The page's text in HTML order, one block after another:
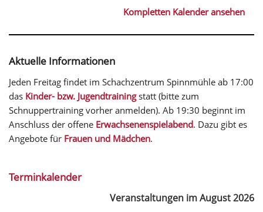
Kompletten Kalender ansehen
Aktuelle Informationen
Jeden Freitag findet im Schachzentrum Spinnmühle ab 17:00
das Kinder- bzw. Jugendtrainingstatt (bitte zum
Schnuppertraining vorher anmelden). Ab 19:30 beginnt im
Anschluss der offene Erwachsenenspielabend. Dazu gibt es
Angebote für Frauen und Mädchen.
Terminkalender
Veranstaltungen im August 2026